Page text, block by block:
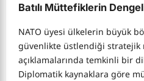
Batılı Müttefiklerin
NATO üyesi ülkelerin büyük
güvenlikte üstlendiği stratejik
açıklamalarında temkinli bir
Diplomatik kaynaklara göre